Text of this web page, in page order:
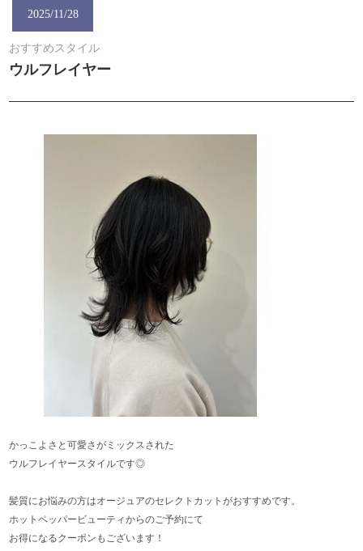
2025/11/28
おすすめスタイル
ウルフレイヤー
かっこよさと可愛さがミックスされた
ウルフレイヤースタイルです◎
髪質にお悩みの方はオージュアのセレクトカットがおすすめです。
ホットペッパービューティからのご予約にて
お得になるクーポンもございます！